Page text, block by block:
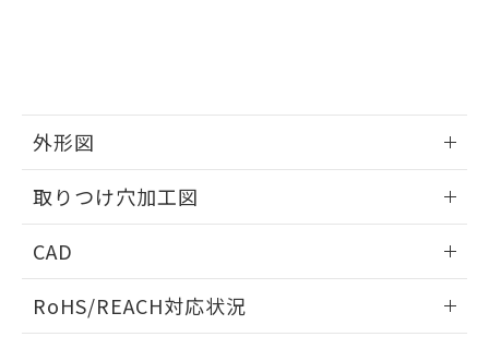
外形図
取りつけ穴加工図
CAD
ドすることができます。
RoHS/REACH対応状況
欄に対応日を記載しておりました。
既に当社にて対応品への在庫切替を完了
していることから、特段のことがない限
り、2022年1月12日より割愛しておりま
す。